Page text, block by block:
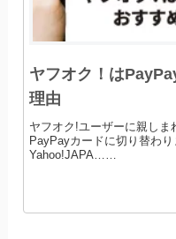
ヤフオク！は
理由
ヤフオク!ユーザーに親しま
PayPayカードに切り替わ
Yahoo!JAPA……